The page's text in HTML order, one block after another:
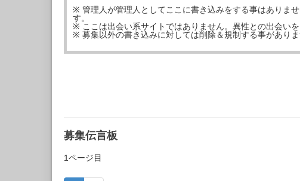
※ 管理人が管理人としてここに書き込みをする事はありま
す。
※ ここは出会い系サイトではありません。異性との出会い
※ 募集以外の書き込みに対しては削除＆規制する事がありま
募集伝言板
1ページ目